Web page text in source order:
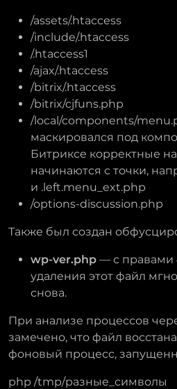
/assets/.htaccess
/include/.htaccess
/.htaccess1
/ajax/.htaccess
/bitrix/.htaccess
/bitrix/cjfuns.php
/local/components/
маскировался под
Битриксе корректные
начинаются с точки,
и .left.menu_ext.php
/options-discussion.php
Также был создан
wp-ver.php — с правами
удаления этот файл
снова.
При анализе процессов
замечено, что файл
фоновый процесс,
php /tmp/разные_символы